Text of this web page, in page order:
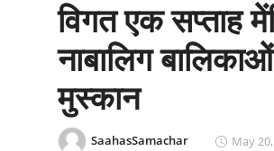
लाइफस्टाइल
विगत एक सप्‍ताह
नाबालिग
मुस्कान
SaahasSamachar May